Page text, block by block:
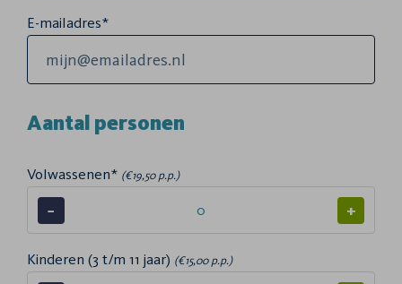
E-mailadres*
Aantal personen
Volwassenen* (€19,50 p.p.)
− +
Kinderen (3 t/m 11 jaar) (€15,00 p.p.)